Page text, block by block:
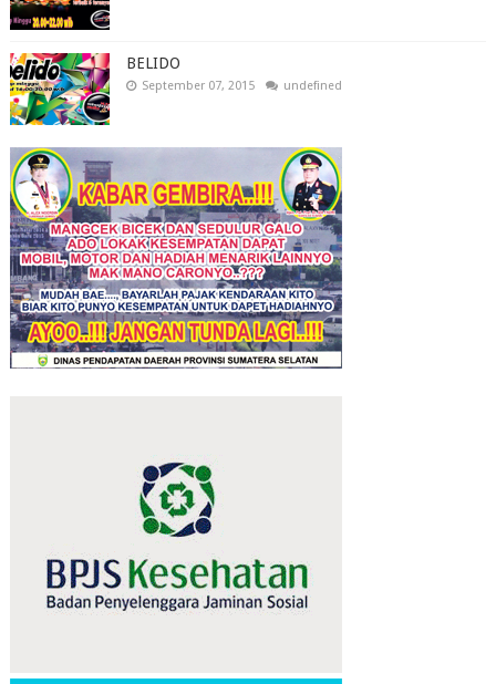
BELIDO
September 07, 2015 undefined